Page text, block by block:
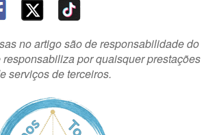
no artigo são de responsabilidade do
responsabiliza por quaisquer prestações
serviços de terceiros.